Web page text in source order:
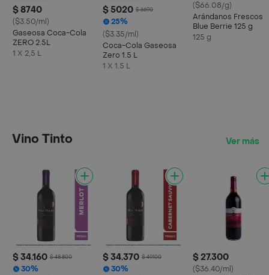
$ 8740
($3.50/ml)
Gaseosa Coca-Cola
ZERO 2.5L
1 X 2,5 L
$ 5020 $ 6690
25%
($3.35/ml)
Coca-Cola Gaseosa
Zero 1.5 L
1 X 1.5 L
($66.08/g)
Arándanos Frescos
Blue Berrie 125 g
125 g
Vino Tinto Ver más
$ 34.160 $ 48.800
30%
$ 34.370 $ 49.100
30%
$ 27.300
($36.40/ml)